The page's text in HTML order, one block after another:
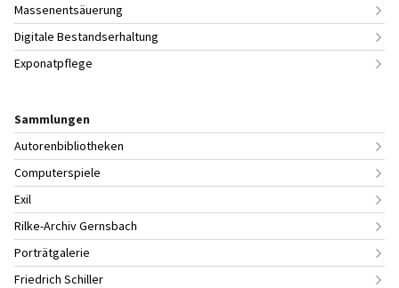
Massenentsäuerung
Digitale Bestandserhaltung
Exponatpflege
Sammlungen
Autorenbibliotheken
Computerspiele
Exil
Rilke-Archiv Gernsbach
Porträtgalerie
Friedrich Schiller